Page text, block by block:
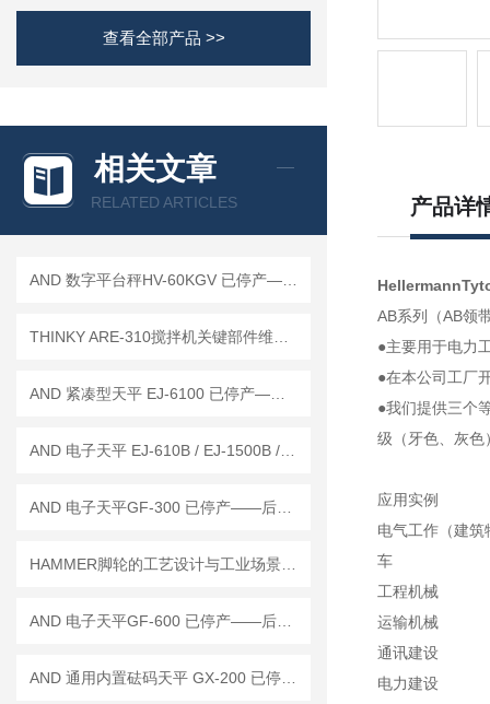
查看全部产品 >>
相关文章
RELATED ARTICLES 产品详
AB系列（AB领
●主要用于电力
●在本公司工厂
●我们提供三个
级（牙色、灰色
应用实例
电气工作（建
车
工程机械
运输机械
通讯建设
电力建设